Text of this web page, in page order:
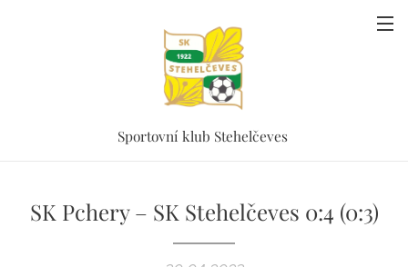
Sportovní klub Stehelčeves
SK Pchery – SK Stehelčeves 0:4 (0:3)